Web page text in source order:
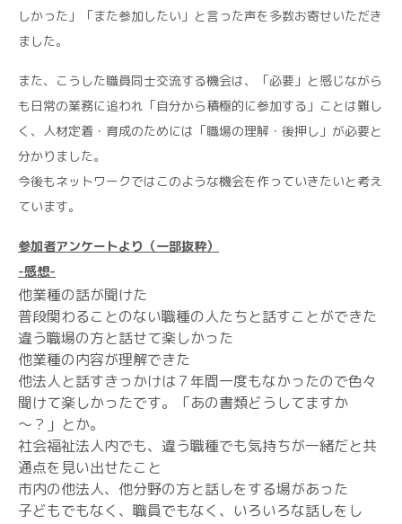
しかった」「また参加したい」と言った声を多数お寄せいただき
ました。
また、こうした職員同士交流する機会は、「必要」と感じながら
も日常の業務に追われ「自分から積極的に参加する」ことは難し
く、人材定着・育成のためには「職場の理解・後押し」が必要と
分かりました。
今後もネットワークではこのような機会を作っていきたいと考え
ています。
参加者アンケートより（一部抜粋）
-感想-
他業種の話が聞けた
普段関わることのない職種の人たちと話すことができた
違う職場の方と話せて楽しかった
他業種の内容が理解できた
他法人と話すきっかけは７年間一度もなかったので色々
聞けて楽しかったです。「あの書類どうしてますか
～？」とか。
社会福祉法人内でも、違う職種でも気持ちが一緒だと共
通点を見い出せたこと
市内の他法人、他分野の方と話しをする場があった
子どもでもなく、職員でもなく、いろいろな話しをし